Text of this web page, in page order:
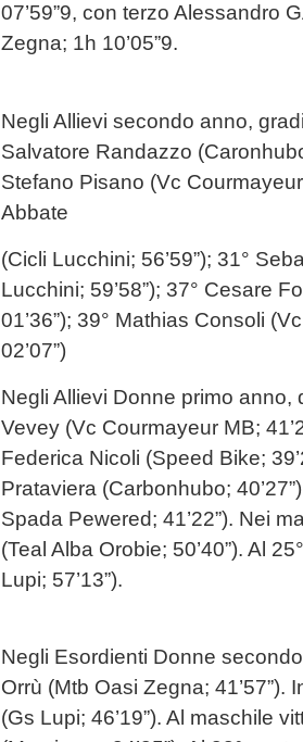
07’59”9, con terzo Alessandro
Zegna; 1h 10’05”9.
Negli Allievi secondo anno,
Salvatore Randazzo
Stefano Pisano (Vc
Abbate
(Cicli Lucchini; 56’59”); 31°
Lucchini; 59’58”); 37° Cesare
01’36”); 39° Mathias Consoli
02’07”)
Negli Allievi Donne primo anno,
Vevey (Vc Courmayeur MB;
Federica Nicoli (Speed Bike;
Prataviera (Carbonhubo;
Spada Pewered; 41’22”). Nei
(Teal Alba Orobie; 50’40”). Al
Lupi; 57’13”).
Negli Esordienti Donne
Orrù (Mtb Oasi Zegna; 41’57”).
(Gs Lupi; 46’19”). Al maschile